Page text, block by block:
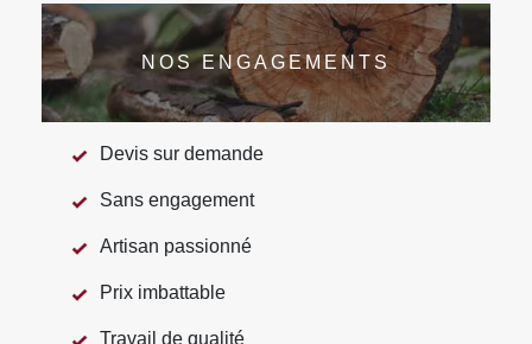
NOS ENGAGEMENTS
Devis sur demande
Sans engagement
Artisan passionné
Prix imbattable
Travail de qualité